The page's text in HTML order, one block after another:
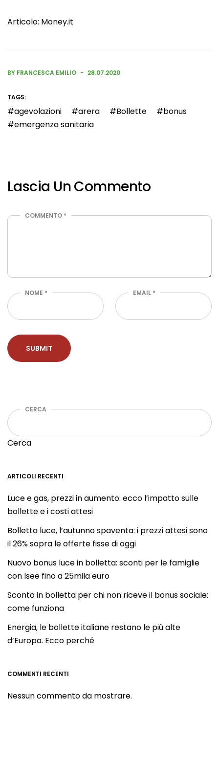
Articolo: Money.it
BY FRANCESCA EMILIO 28.07.2020
TAGS:
agevolazioni arera Bollette
bonus
emergenza sanitaria
Lascia Un Commento
COMMENTO *
NOME * EMAIL *
CERCA
Cerca
ARTICOLI RECENTI
Luce e gas, prezzi in aumento: ecco l’impatto sulle
bollette e i costi attesi
Bolletta luce, l’autunno spaventa: i prezzi attesi sono
il 26% sopra le offerte fisse di oggi
Nuovo bonus luce in bolletta: sconti per le famiglie
con Isee fino a 25mila euro
Sconto in bolletta per chi non riceve il bonus sociale:
come funziona
Energia, le bollette italiane restano le più alte
d’Europa. Ecco perché
COMMENTI RECENTI
Nessun commento da mostrare.